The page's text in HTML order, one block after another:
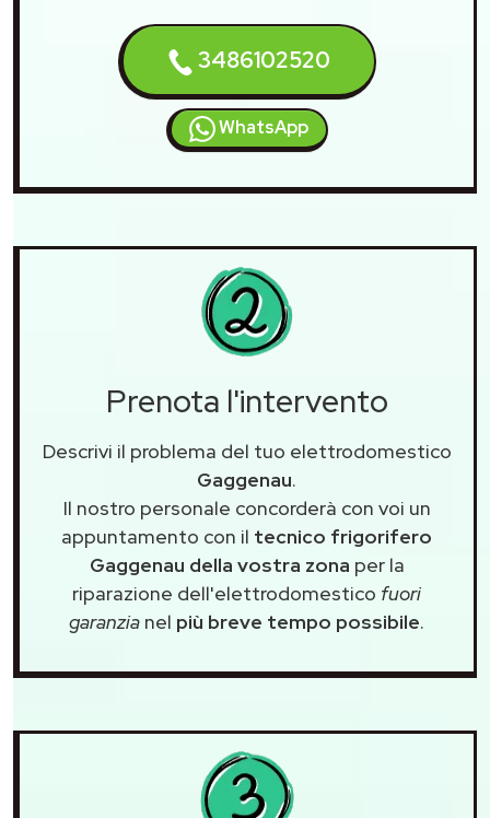
3486102520
WhatsApp
Prenota l'intervento
Descrivi il problema del tuo elettrodomestico
Gaggenau.
Il nostro personale concorderà con voi un
appuntamento con il tecnico frigorifero
Gaggenau della vostra zona per la
riparazione dell'elettrodomestico fuori
garanzia nel più breve tempo possibile.